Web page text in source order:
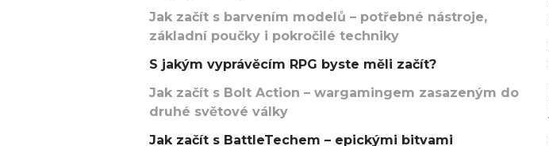
Jak začít s barvením modelů – potřebné nástroje,
základní poučky i pokročilé techniky
S jakým vyprávěcím RPG byste měli začít?
Jak začít s Bolt Action – wargamingem zasazeným do
druhé světové války
Jak začít s BattleTechem – epickými bitvami